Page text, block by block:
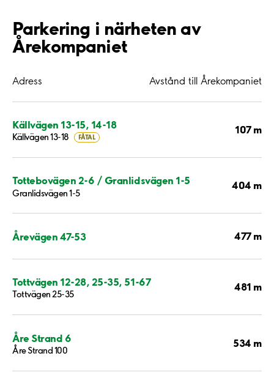
Parkering i närheten av
Årekompaniet
Adress Avstånd till Årekompaniet
Källvägen 13-15, 14-18
Källvägen 13-18 FÅTAL
107 m
Tottebovägen 2-6 / Granlidsvägen 1-5
Granlidsvägen 1-5
404 m
Årevägen 47-53 477 m
Tottvägen 12-28, 25-35, 51-67
Tottvägen 25-35
481 m
Åre Strand 6
Åre Strand 100
534 m